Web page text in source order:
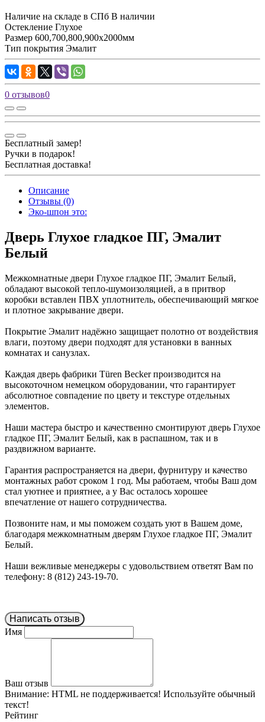
Наличие на складе в СПб В наличии
Остекление Глухое
Размер 600,700,800,900х2000мм
Тип покрытия Эмалит
0 отзывов0
Бесплатный замер!
Ручки в подарок!
Бесплатная доставка!
Описание
Отзывы (0)
Эко-шпон это:
Дверь Глухое гладкое ПГ, Эмалит
Белый
Межкомнатные двери Глухое гладкое ПГ, Эмалит Белый,
обладают высокой тепло-шумоизоляцией, а в притвор
коробки вставлен ПВХ уплотнитель, обеспечивающий мягкое
и плотное закрывание двери.
Покрытие Эмалит надёжно защищает полотно от воздействия
влаги, поэтому двери подходят для установки в ванных
комнатах и санузлах.
Каждая дверь фабрики Türen Becker производится на
высокоточном немецком оборудовании, что гарантирует
абсолютное совпадение по цвету и текстуре отдельных
элементов.
Наши мастера быстро и качественно смонтируют дверь Глухое
гладкое ПГ, Эмалит Белый, как в распашном, так и в
раздвижном варианте.
Гарантия распространяется на двери, фурнитуру и качество
монтажных работ сроком 1 год. Мы работаем, чтобы Ваш дом
стал уютнее и приятнее, а у Вас осталось хорошее
впечатление от нашего сотрудничества.
Позвоните нам, и мы поможем создать уют в Вашем доме,
благодаря межкомнатным дверям Глухое гладкое ПГ, Эмалит
Белый.
Наши вежливые менеджеры с удовольствием ответят Вам по
телефону: 8 (812) 243-19-70.
Написать отзыв
Имя
Ваш отзыв
Внимание: HTML не поддерживается! Используйте обычный
текст!
Рейтинг